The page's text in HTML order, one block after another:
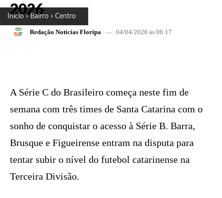
Início Bairro Centro
2026
Redação Notícias Floripa 04/04/2026 às 06:17
A Série C do Brasileiro começa neste fim de
semana com três times de Santa Catarina com o
sonho de conquistar o acesso à Série B. Barra,
Brusque e Figueirense entram na disputa para
tentar subir o nível do futebol catarinense na
Terceira Divisão.